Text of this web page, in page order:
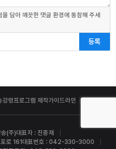
담아 깨끗한 댓글 환경에 동참해 주세
등록
강령프로그램 제작가이드라인
(주)대표자 : 진종재
로 161대표번호 : 042-330-3000